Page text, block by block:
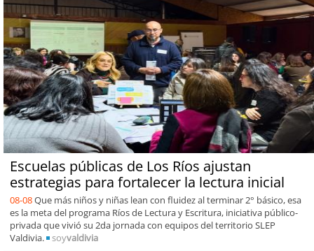
Escuelas públicas de Los Ríos ajustan
estrategias para fortalecer la lectura inicial
08-08Que más niños y niñas lean con fluidez al terminar 2° básico, esa
es la meta del programa Ríos de Lectura y Escritura, iniciativa público-
privada que vivió su 2da jornada con equipos del territorio SLEP
Valdivia.
soyvaldivia